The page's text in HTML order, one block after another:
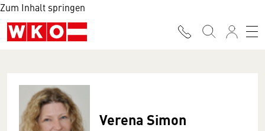
Zum Inhalt springen
Verena Simon